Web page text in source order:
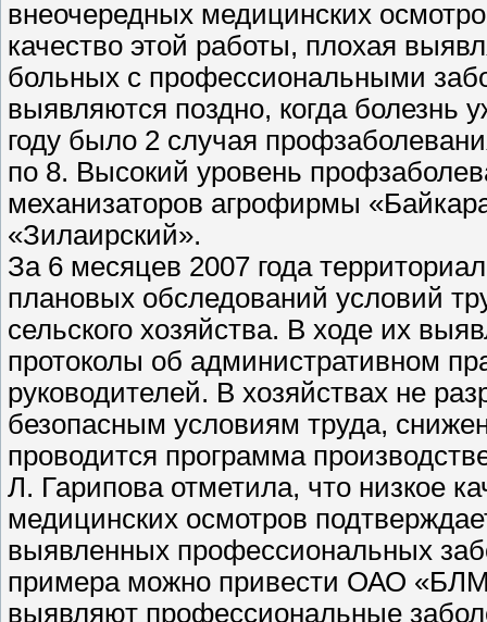
внеочередных медицинских
качество этой работы, плохая
больных с профессиональными
выявляются поздно, когда болезнь
году было 2 случая
по 8. Высокий уровень
механизаторов агрофирмы
«Зилаирский».
За 6 месяцев 2007 года
плановых обследований условий
сельского хозяйства. В ходе их
протоколы об административном
руководителей. В хозяйствах не
безопасным условиям труда,
проводится программа
Л. Гарипова отметила, что низкое
медицинских осмотров
выявленных профессиональных
примера можно привести ОАО
выявляют профессиональные